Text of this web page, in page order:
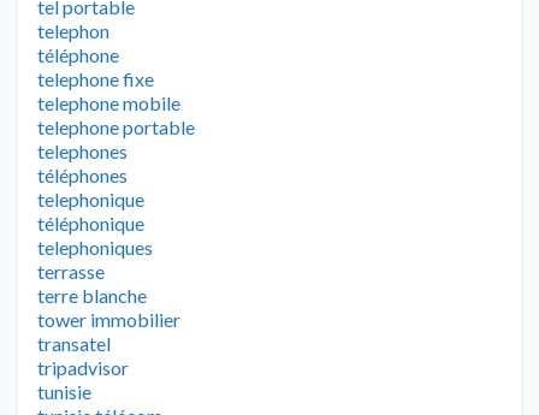
tel portable
telephon
téléphone
telephone fixe
telephone mobile
telephone portable
telephones
téléphones
telephonique
téléphonique
telephoniques
terrasse
terre blanche
tower immobilier
transatel
tripadvisor
tunisie